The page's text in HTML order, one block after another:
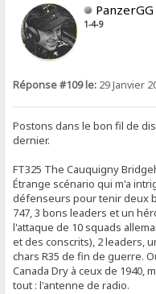
PanzerGG
1-4-9
Réponse #109 le: 29 Janvier
Postons dans le bon fil de
dernier.
FT325 The Cauquigny
Étrange scénario qui m'a
défenseurs pour tenir deux
747, 3 bons leaders et un
l'attaque de 10 squads
et des conscrits), 2 leaders,
chars R35 de fin de guerre.
Canada Dry à ceux de 1940,
tout : l'antenne de radio.